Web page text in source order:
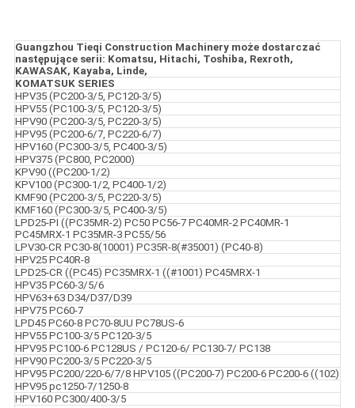
Guangzhou Tieqi Construction Machinery może dostarczać
następujące serii: Komatsu, Hitachi, Toshiba, Rexroth,
KAWASAK, Kayaba, Linde,
KOMATSUK SERIES
HPV35 (PC200-3/5, PC120-3/5)
HPV55 (PC100-3/5, PC120-3/5)
HPV90 (PC200-3/5, PC220-3/5)
HPV95 (PC200-6/7, PC220-6/7)
HPV160 (PC300-3/5, PC400-3/5)
HPV375 (PC800, PC2000)
KPV90 ((PC200-1/2)
KPV100 (PC300-1/2, PC400-1/2)
KMF90 (PC200-3/5, PC220-3/5)
KMF160 (PC300-3/5, PC400-3/5)
LPD25-PI ((PC35MR-2) PC50 PC56-7 PC40MR-2 PC40MR-1
PC45MRX-1 PC35MR-3 PC55/56
LPV30-CR PC30-8(10001) PC35R-8(#35001) (PC40-8)
HPV25 PC40R-8
LPD25-CR ((PC45) PC35MRX-1 ((#1001) PC45MRX-1
HPV35 PC60-3/5/6
HPV63+63 D34/D37/D39
HPV75 PC60-7
LPD45 PC60-8 PC70-8UU PC78US-6
HPV55 PC100-3/5 PC120-3/5
HPV95 PC100-6 PC128US / PC120-6/ PC130-7/ PC138
HPV90 PC200-3/5 PC220-3/5
HPV95 PC200/220-6/7/8 HPV105 ((PC200-7) PC200-6 PC200-6 ((102)
HPV95 pc1250-7/1250-8
HPV160 PC300/400-3/5